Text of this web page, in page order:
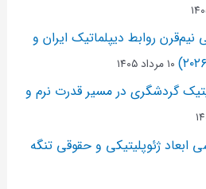
روابط دیپلماتیک ایران و
۱۰ مرداد ۱۴۰۵
گردشگری در مسیر قدرت نرم و
ابعاد ژئوپلیتیکی و حقوقی تنگه